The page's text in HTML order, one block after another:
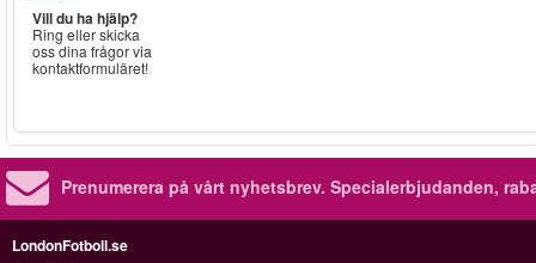
Vill du ha hjälp?
Ring eller skicka
oss dina frågor via
kontaktformuläret!
Prenumerera på vårt nyhetsbrev. Specialerbjudanden,
LondonFotboll.se